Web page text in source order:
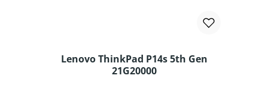
Lenovo ThinkPad P14s 5th Gen
21G20000